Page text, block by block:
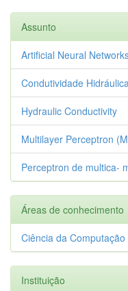
Assunto
Artificial Neural
Condutividade Hidráulica
Hydraulic Conductivity
Multilayer Perceptron
Perceptron de multica-
Áreas de conhecimento
Ciência da Computação
Instituição